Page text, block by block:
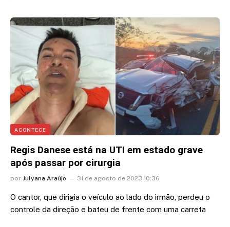
ACONTECE
Regis Danese está na UTI em estado grave
após passar por cirurgia
por Julyana Araújo 31 de agosto de 2023 10:36
O cantor, que dirigia o veículo ao lado do irmão, perdeu o
controle da direção e bateu de frente com uma carreta